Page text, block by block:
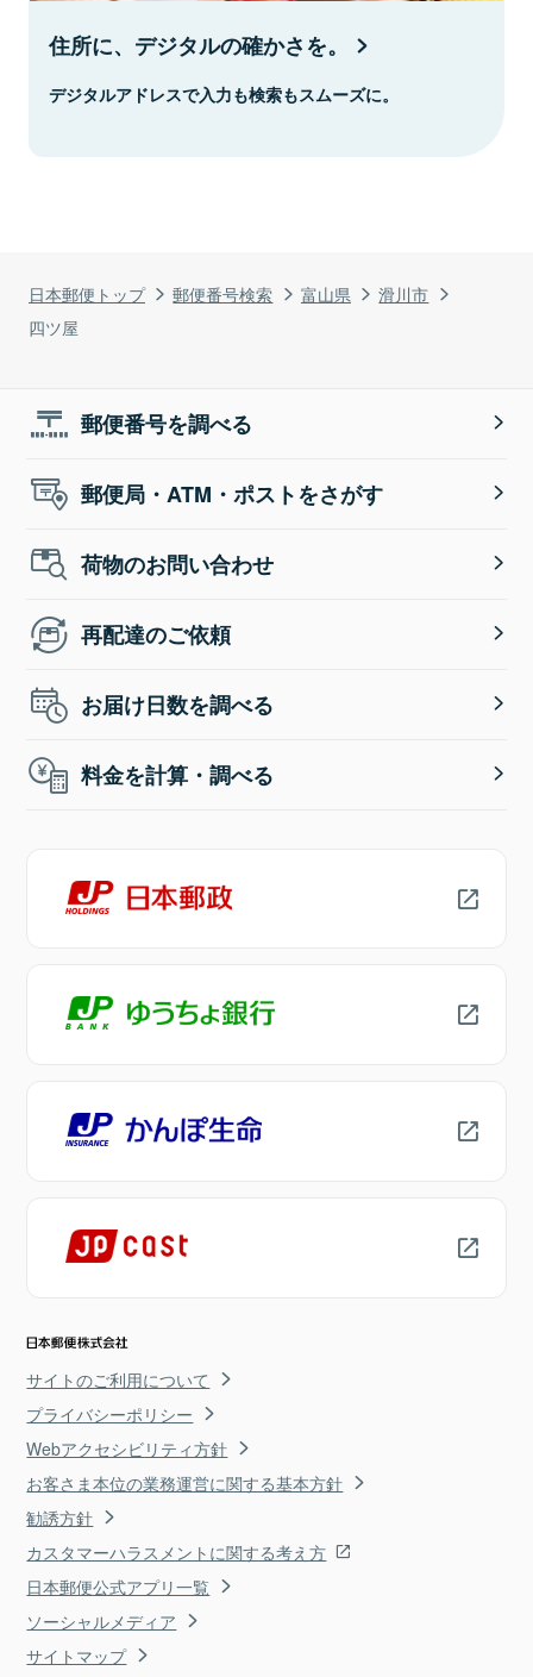
日本郵便トップ 郵便番号検索 富山県
滑川市
四ツ屋
住所に、デジタルの確かさを。
デジタルアドレスで入力も検索もスムーズに。
郵便番号を調べる
郵便局・ATM・ポストをさがす
荷物のお問い合わせ
再配達のご依頼
お届け日数を調べる
料金を計算・調べる
サイトのご利用について
プライバシーポリシー
Webアクセシビリティ方針
お客さま本位の業務運営に関する基本方針
勧誘方針
カスタマーハラスメントに関する考え方
日本郵便公式アプリ一覧
ソーシャルメディア
サイトマップ